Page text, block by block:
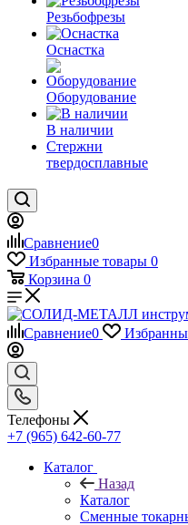
Резьбофрезы
Оснастка
Оборудование
В наличии
Стержни
твердосплавные
Сравнение0
Избранные товары 0
Корзина 0
Сравнение0
Телефоны
+7 (965) 642-60-77
Каталог
Назад
Каталог
Сменные